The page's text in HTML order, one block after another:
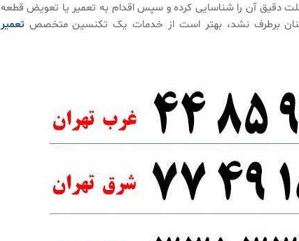
علت دقیق آن را شناسایی کرده و سپس اقدام به تعمیر یا تعویض قطعه
برطرف نشد، بهتر است از خدمات یک تکنسین متخصص تعمیر